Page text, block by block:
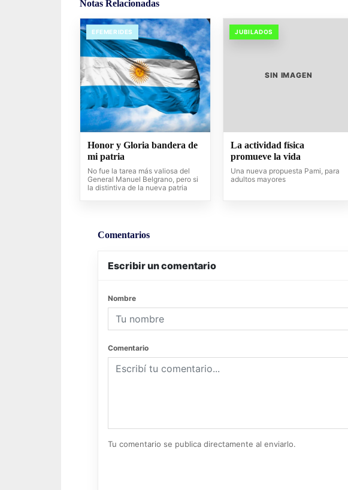
Notas Relacionadas
EFEMERIDES
Honor y Gloria bandera de
mi patria
No fue la tarea más valiosa del
General Manuel Belgrano, pero si
la distintiva de la nueva patria
JUBILADOS
SIN IMAGEN
La actividad física
promueve la vida
Una nueva propuesta Pami, para
adultos mayores
Comentarios
Escribir un comentario
Nombre
Comentario
Tu comentario se publica directamente al enviarlo.